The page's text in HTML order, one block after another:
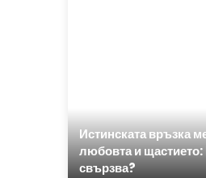
Истинската връзка
любовта и щастието:
свързва?